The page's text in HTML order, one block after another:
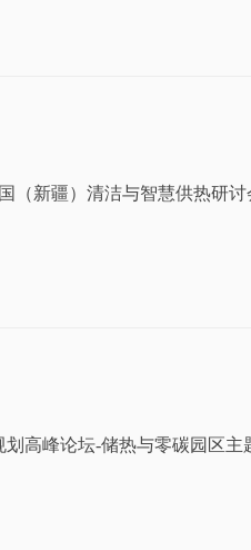
（新疆）清洁与智慧供热研讨
高峰论坛-储热与零碳园区主